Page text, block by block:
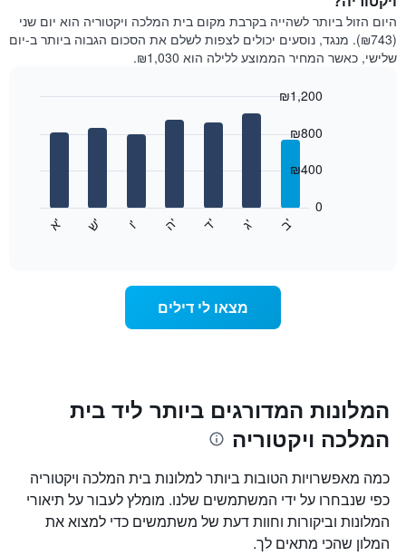
של
חדר
בכל
חודש
היום הזול ביותר לשהייה בקרבת מקום בית המלכה ויקטוריה הוא יום שני
(₪743). מנגד, נוסעים יכולים לצפות לשלם את הסכום הגבוה ביותר ב-יום
שלישי, כאשר המחיר הממוצע ללילה הוא ₪1,030.
התרשים
כולל
1
ציר
המציגים
את
ימי
השבוע.
ב
' ג
' ד
' ה
' ו
' ש
' א
'
0
₪400
₪800
₪1,200
מצאו לי דילים
המלונות המדורגים ביותר ליד בית
המלכה ויקטוריה
כמה מאפשרויות הטובות ביותר למלונות בית המלכה ויקטוריה
כפי שנבחרו על ידי המשתמשים שלנו. מומלץ לעבור על תיאורי
המלונות וביקורות וחוות דעת של משתמשים כדי למצוא את
המלון שהכי מתאים לך.